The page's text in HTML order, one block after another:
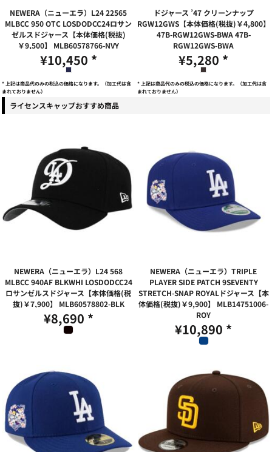
NEWERA（ニューエラ）L24 22565
MLBCC 950 OTC LOSDODCC24ロサン
ゼルスドジャース【本体価格(税抜)
￥9,500】
MLB60578766-NVY
¥10,450 *
* 上記は商品代のみの税込の価格になります。（加工代は含
まれておりません）
ドジャース ’47 クリーンナップ
RGW12GWS【本体価格(税抜)￥4,800】
47B-RGW12GWS-BWA47B-
RGW12GWS-BWA
¥5,280 *
* 上記は商品代のみの税込の価格になります。（加工代は含
まれておりません）
ライセンスキャップおすすめ商品
NEWERA（ニューエラ）L24 568
MLBCC 940AF BLKWHI LOSDODCC24
ロサンゼルスドジャース【本体価格(税
抜)￥7,900】
MLB60578802-BLK
¥8,690 *
NEWERA（ニューエラ）TRIPLE
PLAYER SIDE PATCH 9SEVENTY
STRETCH-SNAP ROYALドジャース【本
体価格(税抜)￥9,900】
MLB14751006-
ROY
¥10,890 *